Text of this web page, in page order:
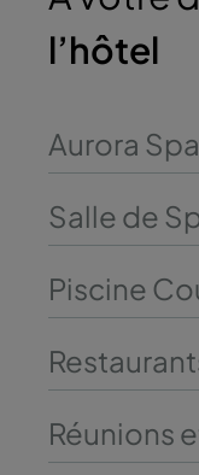
l’hôtel
Aurora Spa
Salle de
Piscine
Réunions